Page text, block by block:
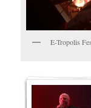
E-Tropolis